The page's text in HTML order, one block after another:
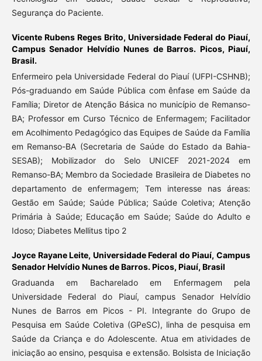
Segurança do Paciente.
Vicente Rubens Reges Brito,Universidade Federal do Piauí,
Campus Senador Helvídio Nunes de Barros. Picos, Piauí,
Brasil.
Enfermeiro pela Universidade Federal do Piauí (UFPI-CSHNB);
Pós-graduando em Saúde Pública com ênfase em Saúde da
Família; Diretor de Atenção Básica no município de Remanso-
BA; Professor em Curso Técnico de Enfermagem; Facilitador
em Acolhimento Pedagógico das Equipes de Saúde da Família
em Remanso-BA (Secretaria de Saúde do Estado da Bahia-
SESAB); Mobilizador do Selo UNICEF 2021-2024 em
Remanso-BA; Membro da Sociedade Brasileira de Diabetes no
departamento de enfermagem; Tem interesse nas áreas:
Gestão em Saúde; Saúde Pública; Saúde Coletiva; Atenção
Primária à Saúde; Educação em Saúde; Saúde do Adulto e
Idoso; Diabetes Mellitus tipo 2
Joyce Rayane Leite, Universidade Federal do Piauí, Campus
Senador Helvídio Nunes de Barros. Picos, Piauí, Brasil
Graduanda em Bacharelado em Enfermagem pela
Universidade Federal do Piauí, campus Senador Helvídio
Nunes de Barros em Picos - PI. Integrante do Grupo de
Pesquisa em Saúde Coletiva (GPeSC), linha de pesquisa em
Saúde da Criança e do Adolescente. Atua em atividades de
iniciação ao ensino, pesquisa e extensão. Bolsista de Iniciação